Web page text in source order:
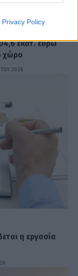
Privacy Policy
εκατ. ευρώ
χώρο
2026
η εργασία